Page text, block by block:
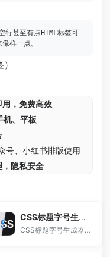
行甚至有点HTML标签可
样一点。
用，免费高效
机、平板
号、小红书排版使用
隐私安全
CSS标题字号生成器
CSS标题字号生成器是一款免费的在线工具，支持自动计算H1 H2 H3 H4 H5 H6标题字号比例，一键生成对应CSS代码。